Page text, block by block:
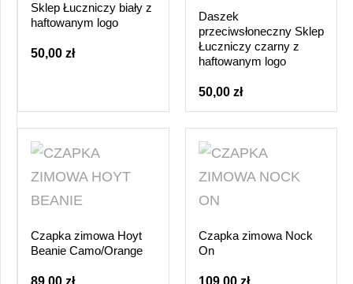
Sklep Łuczniczy biały z
haftowanym logo
50,00 zł
Daszek
przeciwsłoneczny Sklep
Łuczniczy czarny z
haftowanym logo
50,00 zł
Czapka zimowa Hoyt
Beanie Camo/Orange
89,00 zł
Czapka zimowa Nock
On
109,00 zł